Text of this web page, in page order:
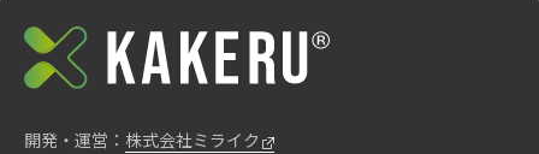
開発・運営： 株式会社ミライク